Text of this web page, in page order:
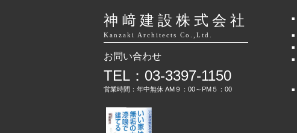
神﨑建設株式会社
Kanzaki Architects Co.,Ltd.
お問い合わせ
TEL：03-3397-1150
営業時間：年中無休 AM９：00～PM５：00